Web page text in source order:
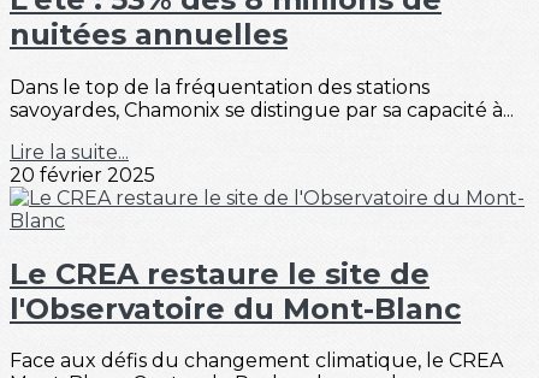
nuitées annuelles
Dans le top de la fréquentation des stations
savoyardes, Chamonix se distingue par sa capacité à...
Lire la suite...
20 février 2025
Le CREA restaure le site de
l'Observatoire du Mont-Blanc
Face aux défis du changement climatique, le CREA